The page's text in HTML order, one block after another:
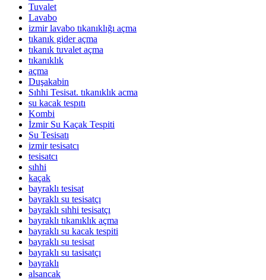
Tuvalet
Lavabo
izmir lavabo tıkanıklığı açma
tıkanık gider açma
tıkanık tuvalet açma
tıkanıklık
açma
Duşakabin
Sıhhi Tesisat. tıkanıklık acma
su kacak tespıtı
Kombi
İzmir Su Kaçak Tespiti
Su Tesisatı
izmir tesisatcı
tesisatcı
sıhhi
kaçak
bayraklı tesisat
bayraklı su tesisatçı
bayraklı sıhhi tesisatçı
bayraklı tıkanıklık açma
bayraklı su kacak tespiti
bayraklı su tesisat
bayraklı su tasisatçı
bayraklı
alsancak